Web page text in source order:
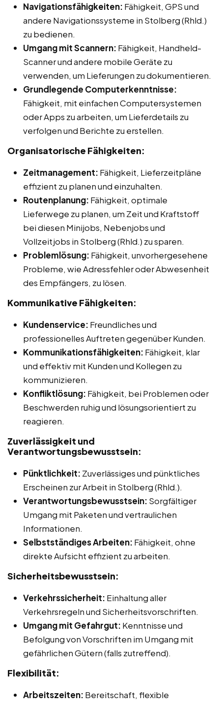
Navigationsfähigkeiten: Fähigkeit, GPS und
andere Navigationssysteme in Stolberg (Rhld.)
zu bedienen.
Umgang mit Scannern: Fähigkeit, Handheld-
Scanner und andere mobile Geräte zu
verwenden, um Lieferungen zu dokumentieren.
Grundlegende Computerkenntnisse:
Fähigkeit, mit einfachen Computersystemen
oder Apps zu arbeiten, um Lieferdetails zu
verfolgen und Berichte zu erstellen.
Organisatorische Fähigkeiten:
Zeitmanagement: Fähigkeit, Lieferzeitpläne
effizient zu planen und einzuhalten.
Routenplanung: Fähigkeit, optimale
Lieferwege zu planen, um Zeit und Kraftstoff
bei diesen Minijobs, Nebenjobs und
Vollzeitjobs in Stolberg (Rhld.) zu sparen.
Problemlösung: Fähigkeit, unvorhergesehene
Probleme, wie Adressfehler oder Abwesenheit
des Empfängers, zu lösen.
Kommunikative Fähigkeiten:
Kundenservice: Freundliches und
professionelles Auftreten gegenüber Kunden.
Kommunikationsfähigkeiten: Fähigkeit, klar
und effektiv mit Kunden und Kollegen zu
kommunizieren.
Konfliktlösung: Fähigkeit, bei Problemen oder
Beschwerden ruhig und lösungsorientiert zu
reagieren.
Zuverlässigkeit und
Verantwortungsbewusstsein:
Pünktlichkeit: Zuverlässiges und pünktliches
Erscheinen zur Arbeit in Stolberg (Rhld.).
Verantwortungsbewusstsein: Sorgfältiger
Umgang mit Paketen und vertraulichen
Informationen.
Selbstständiges Arbeiten: Fähigkeit, ohne
direkte Aufsicht effizient zu arbeiten.
Sicherheitsbewusstsein:
Verkehrssicherheit: Einhaltung aller
Verkehrsregeln und Sicherheitsvorschriften.
Umgang mit Gefahrgut: Kenntnisse und
Befolgung von Vorschriften im Umgang mit
gefährlichen Gütern (falls zutreffend).
Flexibilität:
Arbeitszeiten: Bereitschaft, flexible